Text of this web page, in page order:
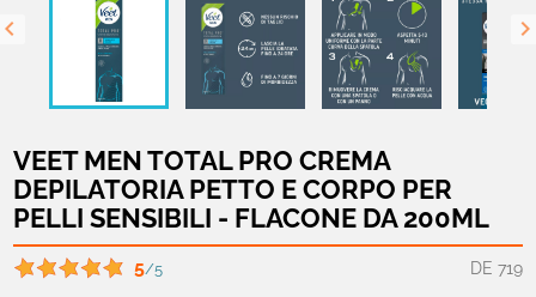
VEET MEN TOTAL PRO CREMA
DEPILATORIA PETTO E CORPO PER
PELLI SENSIBILI - FLACONE DA 200ML
DE 719
5/5